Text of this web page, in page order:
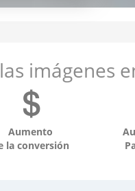
imágenes
Aumento
la conversión